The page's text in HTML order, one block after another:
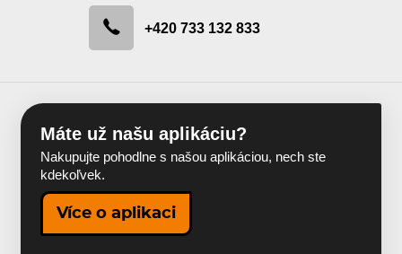
+420 733 132 833
Máte už našu aplikáciu?
Nakupujte pohodlne s našou aplikáciou, nech ste
kdekoľvek.
Více o aplikaci